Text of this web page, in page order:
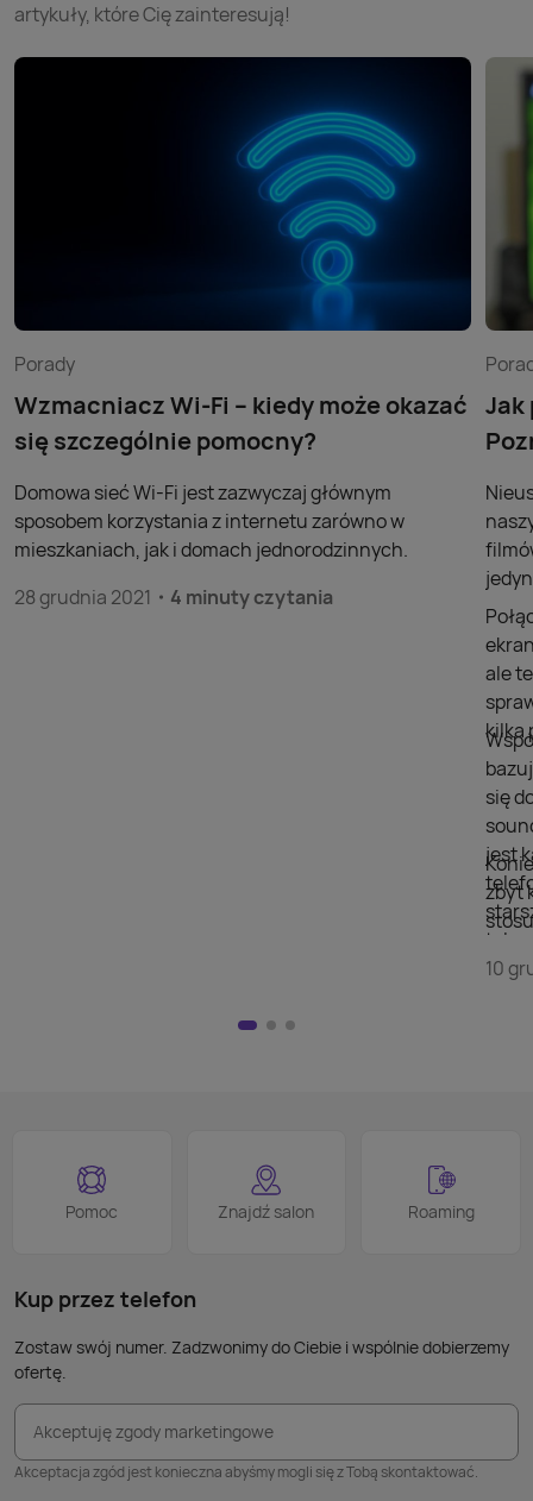
artykuły, które Cię zainteresują!
Porady
Wzmacniacz Wi-Fi – kiedy może okazać
się szczególnie pomocny?
Domowa sieć Wi-Fi jest zazwyczaj głównym
sposobem korzystania z internetu zarówno w
mieszkaniach, jak i domach jednorodzinnych.
28 grudnia 2021
4 minuty czytania
Jak
ale
kilka
się
jest
zbyt
10
Pomoc Znajdź salon Roaming
Kup przez telefon
Zostaw swój numer. Zadzwonimy do Ciebie i wspólnie dobierzemy
ofertę.
Akceptuję zgody marketingowe
Akceptacja zgód jest konieczna abyśmy mogli się z Tobą skontaktować.